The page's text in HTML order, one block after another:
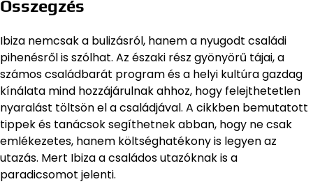
Összegzés
Ibiza nemcsak a bulizásról, hanem a nyugodt családi
pihenésről is szólhat. Az északi rész gyönyörű tájai, a
számos családbarát program és a helyi kultúra gazdag
kínálata mind hozzájárulnak ahhoz, hogy felejthetetlen
nyaralást töltsön el a családjával. A cikkben bemutatott
tippek és tanácsok segíthetnek abban, hogy ne csak
emlékezetes, hanem költséghatékony is legyen az
utazás. Mert Ibiza a családos utazóknak is a
paradicsomot jelenti.